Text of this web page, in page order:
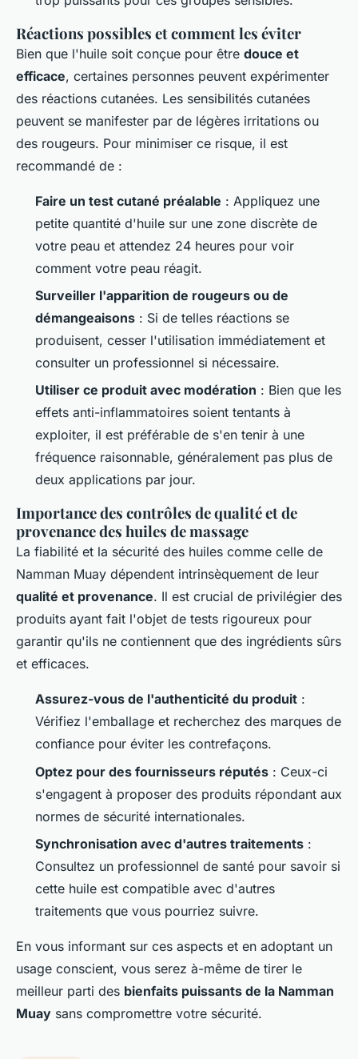
Réactions possibles et comment les éviter
Bien que l'huile soit conçue pour être douce et
efficace, certaines personnes peuvent expérimenter
des réactions cutanées. Les sensibilités cutanées
peuvent se manifester par de légères irritations ou
des rougeurs. Pour minimiser ce risque, il est
recommandé de :
Faire un test cutané préalable : Appliquez une
petite quantité d'huile sur une zone discrète de
votre peau et attendez 24 heures pour voir
comment votre peau réagit.
Surveiller l'apparition de rougeurs ou de
démangeaisons : Si de telles réactions se
produisent, cesser l'utilisation immédiatement et
consulter un professionnel si nécessaire.
Utiliser ce produit avec modération : Bien que les
effets anti-inflammatoires soient tentants à
exploiter, il est préférable de s'en tenir à une
fréquence raisonnable, généralement pas plus de
deux applications par jour.
Importance des contrôles de qualité et de
provenance des huiles de massage
La fiabilité et la sécurité des huiles comme celle de
Namman Muay dépendent intrinsèquement de leur
qualité et provenance. Il est crucial de privilégier des
produits ayant fait l'objet de tests rigoureux pour
garantir qu'ils ne contiennent que des ingrédients sûrs
et efficaces.
Assurez-vous de l'authenticité du produit :
Vérifiez l'emballage et recherchez des marques de
confiance pour éviter les contrefaçons.
Optez pour des fournisseurs réputés : Ceux-ci
s'engagent à proposer des produits répondant aux
normes de sécurité internationales.
Synchronisation avec d'autres traitements :
Consultez un professionnel de santé pour savoir si
cette huile est compatible avec d'autres
traitements que vous pourriez suivre.
En vous informant sur ces aspects et en adoptant un
usage conscient, vous serez à-même de tirer le
meilleur parti des bienfaits puissants de la Namman
Muay sans compromettre votre sécurité.